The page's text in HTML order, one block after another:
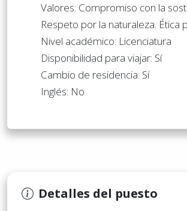
Valores: Compromiso con la
Respeto por la naturaleza. Ética
Nivel académico: Licenciatura
Disponibilidad para viajar: Sí
Cambio de residencia: Sí
Inglés: No
Detalles del puesto